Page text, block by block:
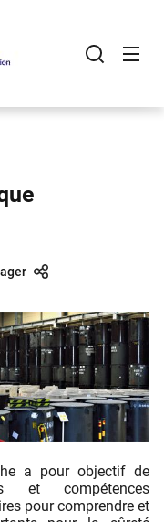
a pour objectif de
et compétences
pour comprendre et